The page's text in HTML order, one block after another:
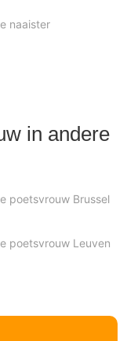
naaister
in andere
poetsvrouw Brussel
poetsvrouw Leuven